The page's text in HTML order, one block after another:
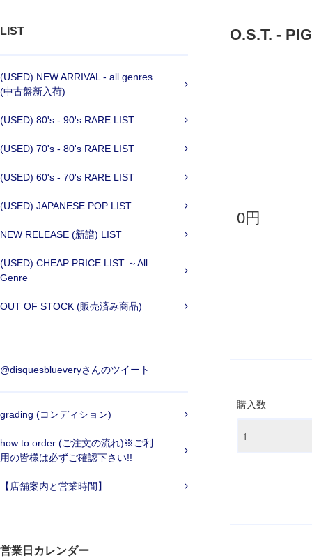
LIST
(USED) NEW ARRIVAL - all genres
(中古盤新入荷)
(USED) 80's - 90's RARE LIST
(USED) 70's - 80's RARE LIST
(USED) 60's - 70's RARE LIST
(USED) JAPANESE POP LIST
NEW RELEASE (新譜) LIST
(USED) CHEAP PRICE LIST ～All
Genre
OUT OF STOCK (販売済み商品)
@disquesblueveryさんのツイート
grading (コンディション)
how to order (ご注文の流れ)※ご利
用の皆様は必ずご確認下さい!!
【店舗案内と営業時間】
営業日カレンダー
O.S.T. -
0円
購入数